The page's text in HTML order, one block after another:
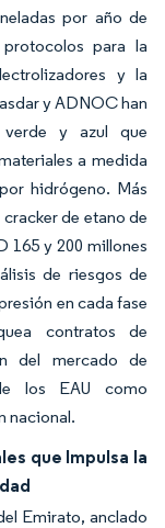
por año de
para la
y la
y ADNOC han
y azul que
a medida
hidrógeno. Más
de etano de
165 y 200 millones
de riesgos de
en cada fase
contratos de
del mercado de
los EAU como
nacional.
que Impulsa la
Emirato, anclado